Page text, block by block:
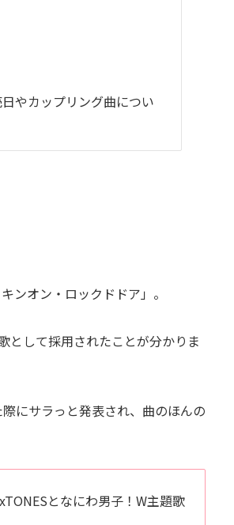
やカップリング曲につい
ンオン・ロックドドア」。
として採用されたことが分かりま
にサラっと発表され、曲のほんの
となにわ男子！W主題歌